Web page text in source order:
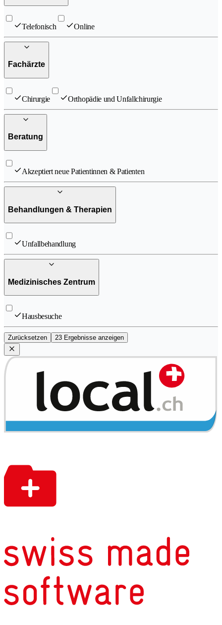
Telefonisch Online
Fachärzte
Chirurgie Orthopädie und Unfallchirurgie
Beratung
Akzeptiert neue Patientinnen & Patienten
Behandlungen & Therapien
Unfallbehandlung
Medizinisches Zentrum
Hausbesuche
Zurücksetzen 23 Ergebnisse anzeigen